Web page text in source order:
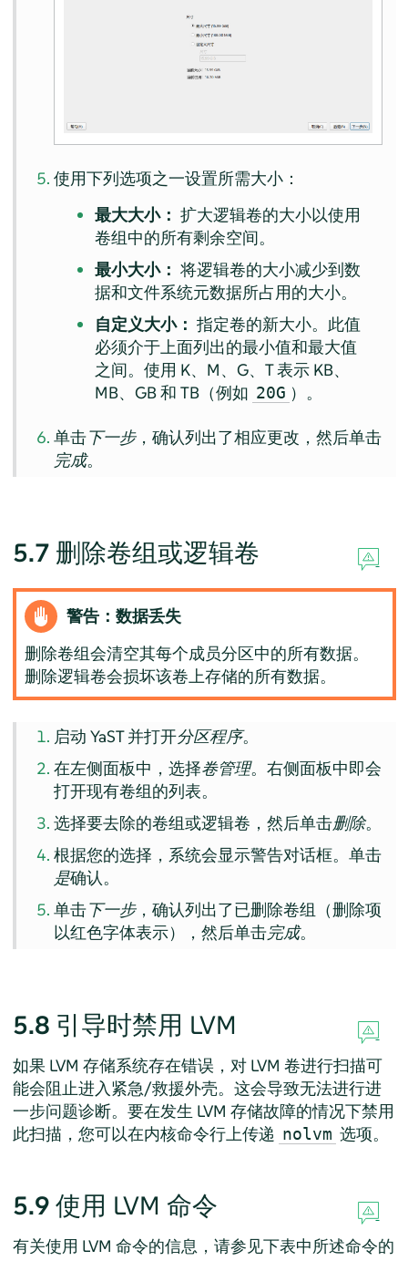
使用下列选项之一设置所需大小：
最大大小： 扩大逻辑卷的大小以使用
卷组中的所有剩余空间。
最小大小： 将逻辑卷的大小减少到数
据和文件系统元数据所占用的大小。
自定义大小： 指定卷的新大小。此值
必须介于上面列出的最小值和最大值
之间。使用 K、M、G、T 表示 KB、
MB、GB 和 TB（例如 20G ）。
单击下一步，确认列出了相应更改，然后单击
完成。
5.7 删除卷组或逻辑卷
警告：数据丢失
删除卷组会清空其每个成员分区中的所有数据。
删除逻辑卷会损坏该卷上存储的所有数据。
启动 YaST 并打开分区程序。
在左侧面板中，选择卷管理。右侧面板中即会
打开现有卷组的列表。
选择要去除的卷组或逻辑卷，然后单击删除。
根据您的选择，系统会显示警告对话框。单击
是确认。
单击下一步，确认列出了已删除卷组（删除项
以红色字体表示），然后单击完成。
5.8 引导时禁用 LVM
如果 LVM 存储系统存在错误，对 LVM 卷进行扫描可
能会阻止进入紧急/救援外壳。这会导致无法进行进
一步问题诊断。要在发生 LVM 存储故障的情况下禁用
此扫描，您可以在内核命令行上传递 nolvm 选项。
5.9 使用 LVM 命令
有关使用 LVM 命令的信息，请参见下表中所述命令的